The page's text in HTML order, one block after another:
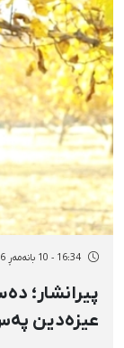
16:34 - 10 بانەمەڕ 2726
پیرانشار؛
عیزەدین